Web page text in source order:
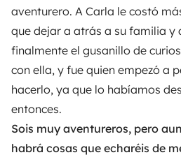
aventurero. A Carla le costó
que dejar a atrás a su familia y
finalmente el gusanillo de
con ella, y fue quien empezó a
hacerlo, ya que lo habíamos
entonces.
Sois muy aventureros, pero
habrá cosas que echaréis de